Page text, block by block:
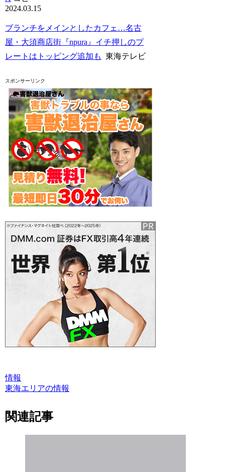
2024.03.15
ブランチをメインとしたカフェ…名古
屋・大須商店街『npura』イチ押しのプ
レートはトッピング追加も 東海テレビ
スポンサーリンク
情報
東海エリアの情報
関連記事